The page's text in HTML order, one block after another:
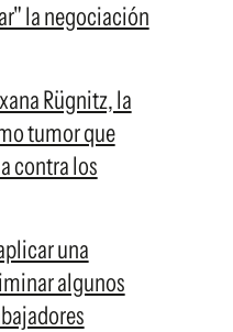
la negociación
Rügnitz, la
tumor que
contra los
una
algunos